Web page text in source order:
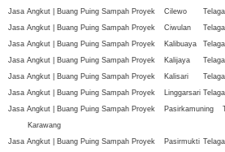
Jasa Angkut | Buang Puing Sampah Proyek
Cilewo
Jasa Angkut | Buang Puing Sampah Proyek
Ciwulan
Jasa Angkut | Buang Puing Sampah Proyek
Kalibuaya
Jasa Angkut | Buang Puing Sampah Proyek
Kalijaya
Jasa Angkut | Buang Puing Sampah Proyek
Kalisari
Jasa Angkut | Buang Puing Sampah Proyek
Linggarsari
Jasa Angkut | Buang Puing Sampah Proyek
Pasirkamuning
Karawang
Jasa Angkut | Buang Puing Sampah Proyek
Pasirmukti